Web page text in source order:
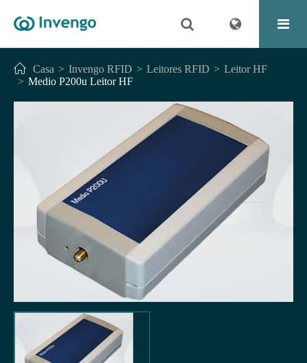
Casa Invengo RFID Leitores RFID
Leitor HF
Medio P200u Leitor HF